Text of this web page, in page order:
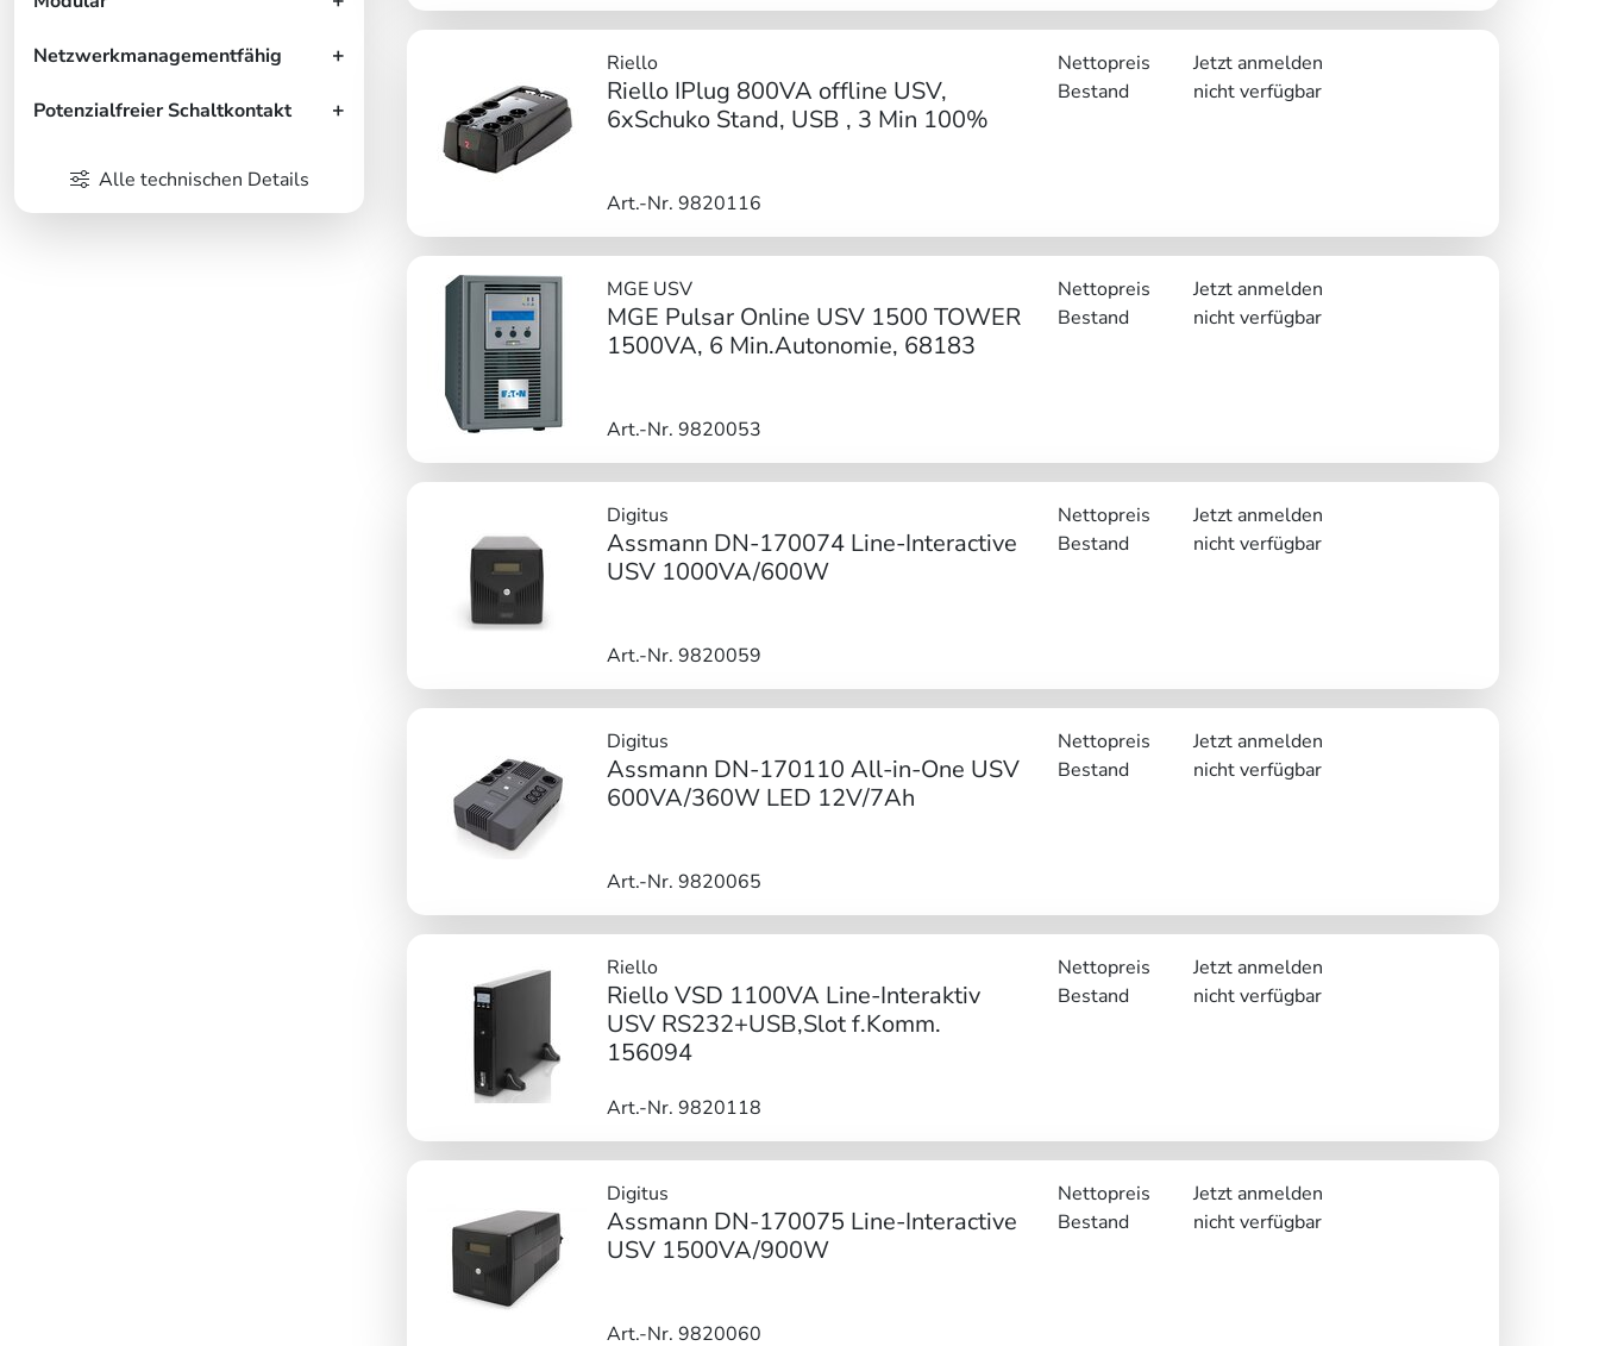
Netzwerkmanagementfähig
Potenzialfreier Schaltkontakt
Alle technischen Details
Riello
Riello IPlug 800VA offline USV,
6xSchuko Stand, USB , 3 Min 100%
Art.-Nr. 9820116
Nettopreis
Jetzt anmelden
Bestand
nicht verfügbar
MGE USV
MGE Pulsar Online USV 1500 TOWER
1500VA, 6 Min.Autonomie, 68183
Art.-Nr. 9820053
Nettopreis
Jetzt anmelden
Bestand
nicht verfügbar
Digitus
Assmann DN-170074 Line-Interactive
USV 1000VA/600W
Art.-Nr. 9820059
Nettopreis
Jetzt anmelden
Bestand
nicht verfügbar
Digitus
Assmann DN-170110 All-in-One USV
600VA/360W LED 12V/7Ah
Art.-Nr. 9820065
Nettopreis
Jetzt anmelden
Bestand
nicht verfügbar
Riello
Riello VSD 1100VA Line-Interaktiv
USV RS232+USB,Slot f.Komm.
156094
Art.-Nr. 9820118
Nettopreis
Jetzt anmelden
Bestand
nicht verfügbar
Digitus
Assmann DN-170075 Line-Interactive
USV 1500VA/900W
Art.-Nr. 9820060
Nettopreis
Jetzt anmelden
Bestand
nicht verfügbar